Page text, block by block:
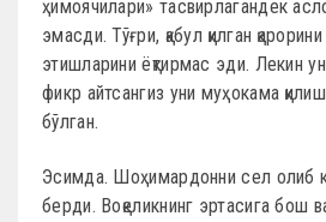
ҳимоячилари» тасвирлагандек
эмасди. Тўғри, қабул қилган
этишларини ёқтирмас эди. Лекин
фикр айтсангиз уни муҳокама
бўлган.
Эсимда. Шоҳимардонни сел олиб
берди. Воқеликнинг эртасига бош